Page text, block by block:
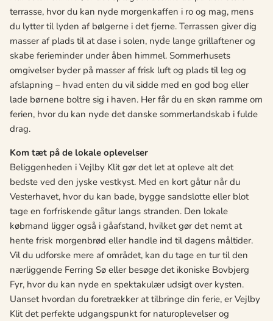
terrasse, hvor du kan nyde morgenkaffen i ro og mag, mens
du lytter til lyden af bølgerne i det fjerne. Terrassen giver dig
masser af plads til at dase i solen, nyde lange grillaftener og
skabe ferieminder under åben himmel. Sommerhusets
omgivelser byder på masser af frisk luft og plads til leg og
afslapning – hvad enten du vil sidde med en god bog eller
lade børnene boltre sig i haven. Her får du en skøn ramme om
ferien, hvor du kan nyde det danske sommerlandskab i fulde
drag.
Kom tæt på de lokale oplevelser
Beliggenheden i Vejlby Klit gør det let at opleve alt det
bedste ved den jyske vestkyst. Med en kort gåtur når du
Vesterhavet, hvor du kan bade, bygge sandslotte eller blot
tage en forfriskende gåtur langs stranden. Den lokale
købmand ligger også i gåafstand, hvilket gør det nemt at
hente frisk morgenbrød eller handle ind til dagens måltider.
Vil du udforske mere af området, kan du tage en tur til den
nærliggende Ferring Sø eller besøge det ikoniske Bovbjerg
Fyr, hvor du kan nyde en spektakulær udsigt over kysten.
Uanset hvordan du foretrækker at tilbringe din ferie, er Vejlby
Klit det perfekte udgangspunkt for naturoplevelser og